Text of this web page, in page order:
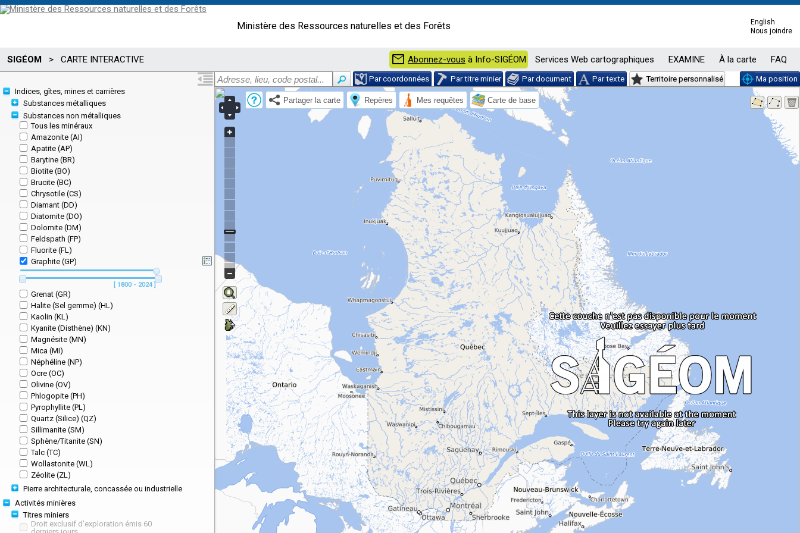
Ministère des Ressources naturelles et des Forêts
English
Nous joindre
SIGÉOM > CARTE INTERACTIVE mail Abonnez-vous à Info-SIGÉOM Services Web cartographiques EXAMINE À la carte FAQ
Par coordonnées Par titre minier Par document Par texte Territoire personnalisé
Ma position
Indices, gîtes, mines et carrières
Substances métalliques
Substances non métalliques
Tous les minéraux
Amazonite (AI)
Apatite (AP)
Barytine (BR)
Biotite (BO)
Brucite (BC)
Chrysotile (CS)
Diamant (DD)
Diatomite (DO)
Dolomite (DM)
Feldspath (FP)
Fluorite (FL)
Graphite (GP)
[ 1800 - 2024 ]
Grenat (GR)
Halite (Sel gemme) (HL)
Kaolin (KL)
Kyanite (Disthène) (KN)
Magnésite (MN)
Mica (MI)
Néphéline (NP)
Ocre (OC)
Olivine (OV)
Phlogopite (PH)
Pyrophyllite (PL)
Quartz (Silice) (QZ)
Sillimanite (SM)
Sphène/Titanite (SN)
Talc (TC)
Wollastonite (WL)
Zéolite (ZL)
Pierre architecturale, concassée ou industrielle
Activités minières
Titres miniers
Droit exclusif d'exploration émis 60
Partager la carte Repères Mes requêtes Carte de base